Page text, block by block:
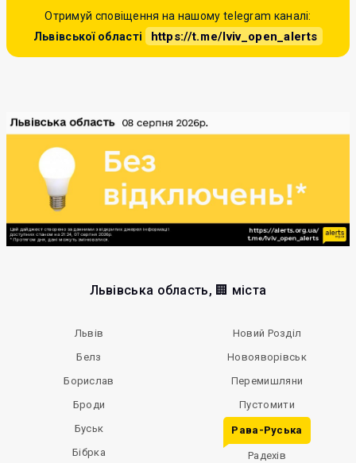
Отримуй сповіщення на нашому telegram каналі:
Львівської області
https://t.me/lviv_open_alerts
Львівська область, 🏢 міста
Львів
Белз
Борислав
Броди
Буськ
Бібрка
Новий Розділ
Новояворівськ
Перемишляни
Пустомити
Рава-Руська
Радехів